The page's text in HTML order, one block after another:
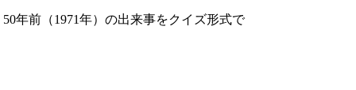
年前（1971年）の出来事をクイズ形式で